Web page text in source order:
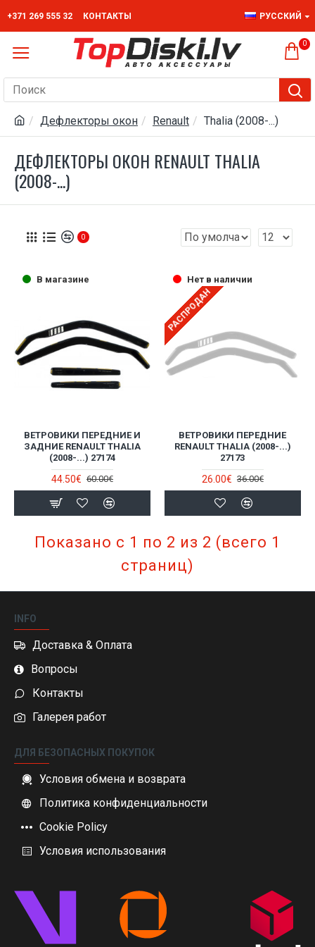
+371 269 555 32 КОНТАКТЫ РУССКИЙ
0
Дефлекторы окон Renault Thalia (2008-...)
ДЕФЛЕКТОРЫ ОКОН RENAULT THALIA
(2008-...)
0
В магазине
ВЕТРОВИКИ ПЕРЕДНИЕ И
ЗАДНИЕ RENAULT THALIA
(2008-...) 27174
44.50€ 60.00€
Нет в наличии
РАСПРОДАН
ВЕТРОВИКИ ПЕРЕДНИЕ
RENAULT THALIA (2008-...)
27173
26.00€ 36.00€
Показано с 1 по 2 из 2 (всего 1
страниц)
INFO
Доставка & Оплата
Вопросы
Контакты
Галерея работ
ДЛЯ БЕЗОПАСНЫХ ПОКУПОК
Условия обмена и возврата
Политика конфиденциальности
Cookie Policy
Условия использования